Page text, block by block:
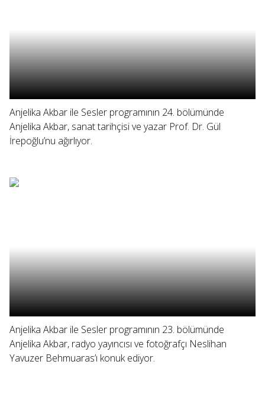
Anjelika Akbar ile Sesler programının 24. bölümünde
Anjelika Akbar, sanat tarihçisi ve yazar Prof. Dr. Gül
İrepoğlu’nu ağırlıyor.
Anjelika Akbar ile Sesler programının 23. bölümünde
Anjelika Akbar, radyo yayıncısı ve fotoğrafçı Neslihan
Yavuzer Behmuaras’ı konuk ediyor.